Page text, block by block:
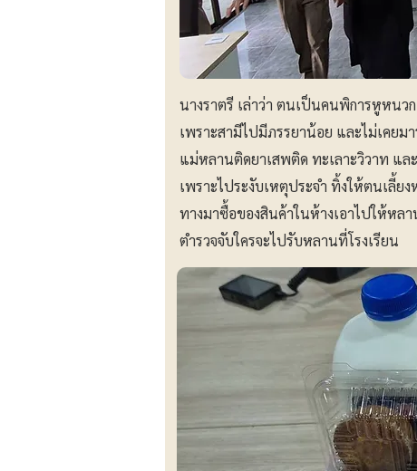
นางราตรี เล่าว่า ตนเป็นคนพิการหูหนว
เพราะสามีไปมีภรรยาน้อย และไม่เคย
แม่หลานติดยาเสพติด ทะเลาะวิวาท แ
เพราะไประงับเหตุประจำ ทิ้งให้ตนเลี้
ทางมาซื้อของสินค้าในห้างเอาไปให้หล
ตำรวจจับใครจะไปรับหลานที่โรงเรียน